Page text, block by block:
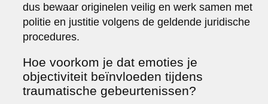
dus bewaar originelen veilig en werk samen met
politie en justitie volgens de geldende juridische
procedures.
Hoe voorkom je dat emoties je
objectiviteit beïnvloeden tijdens
traumatische gebeurtenissen?